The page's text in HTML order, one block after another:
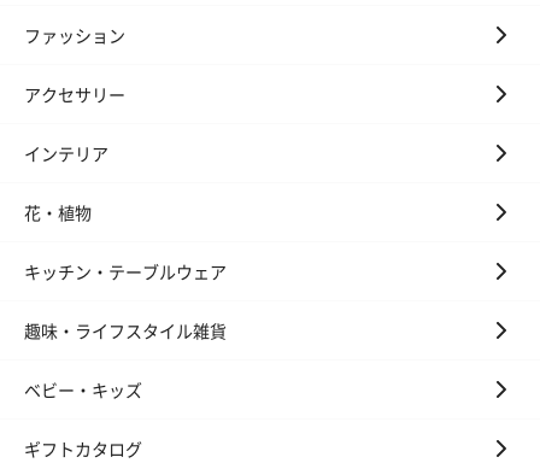
ファッション
アクセサリー
インテリア
花・植物
キッチン・テーブルウェア
趣味・ライフスタイル雑貨
ベビー・キッズ
ギフトカタログ